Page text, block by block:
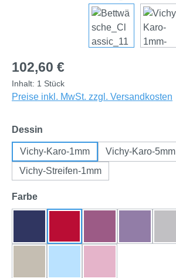
Regulärer Preis:
102,60 €
Inhalt: 1 Stück
Preise inkl. MwSt. zzgl. Versandkosten
Dessin
Vichy-Karo-1mm
Vichy-Karo-5mm
Vichy-Streifen-1mm
Farbeauswählen